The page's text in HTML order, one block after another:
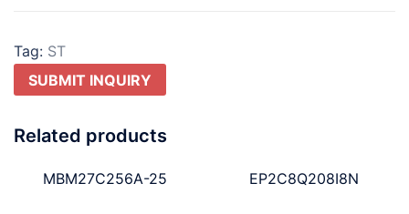
Tag: ST
SUBMIT INQUIRY
Related products
MBM27C256A-25 EP2C8Q208I8N